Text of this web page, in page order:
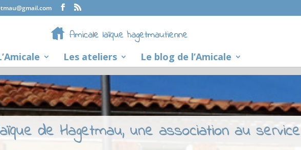
Les ateliers Le blog de l’Amicale
de Hagetmau, une association au service